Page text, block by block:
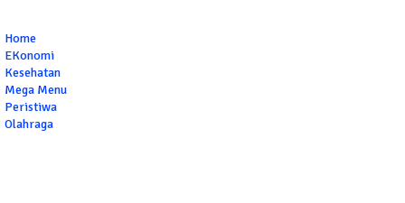
Home
EKonomi
Kesehatan
Mega Menu
Peristiwa
Olahraga